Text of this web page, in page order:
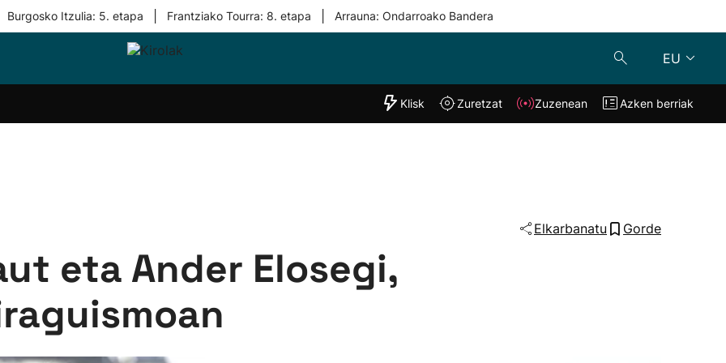
Burgosko Itzulia: 5. etapa Frantziako Tourra: 8. etapa Arrauna: Ondarroako Bandera
EU
Taldeak
"Helmuga"
Klisk Zuzenean
Klisk Zuretzat Zuzenean Azken berriak
Elkarbanatu Gorde
eta Ander Elosegi,